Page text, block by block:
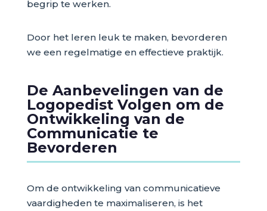
begrip te werken.
Door het leren leuk te maken, bevorderen
we een regelmatige en effectieve praktijk.
De Aanbevelingen van de
Logopedist Volgen om de
Ontwikkeling van de
Communicatie te
Bevorderen
Om de ontwikkeling van communicatieve
vaardigheden te maximaliseren, is het